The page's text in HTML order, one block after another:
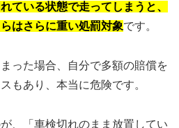
ている状態で走ってしまうと、
はさらに重い処罰対象です。
った場合、自分で多額の賠償を
もあり、本当に危険です。
、「車検切れのまま放置してい